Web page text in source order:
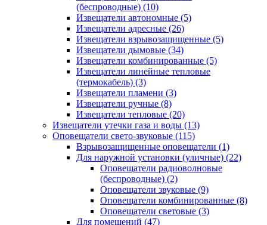
(беспроводные) (10)
Извещатели автономные (5)
Извещатели адресные (26)
Извещатели взрывозащищенные (5)
Извещатели дымовые (34)
Извещатели комбинированные (5)
Извещатели линейные тепловые
(термокабель) (3)
Извещатели пламени (3)
Извещатели ручные (8)
Извещатели тепловые (20)
Извещатели утечки газа и воды (13)
Оповещатели свето-звуковые (115)
Взрывозащищенные оповещатели (1)
Для наружной установки (уличные) (22)
Оповещатели радиоволновые
(беспроводные) (2)
Оповещатели звуковые (9)
Оповещатели комбинированные (8)
Оповещатели световые (3)
Для помещений (47)